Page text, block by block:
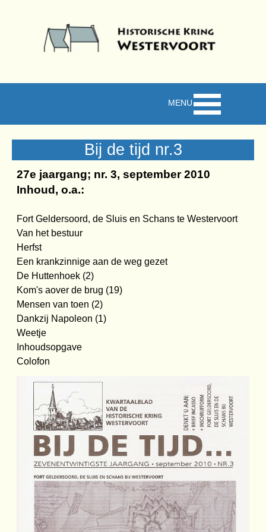
Bij de tijd nr.3
27e jaargang; nr. 3, september 2010
Inhoud, o.a.:
Fort Geldersoord, de Sluis en Schans te Westervoort
Van het bestuur
Herfst
Een krankzinnige aan de weg gezet
De Huttenhoek (2)
Kom's aover de brug (19)
Mensen van toen (2)
Dankzij Napoleon (1)
Weetje
Inhoudsopgave
Colofon